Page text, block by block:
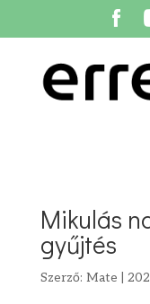
Mikulás
gyűjtés
Szerző: Mate